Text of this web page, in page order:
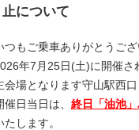
止について
つもご乗車ありがとうご
年7月25日(土)に開催さ
会場となります守山駅西
催日当日は、 終日「油池
たします。